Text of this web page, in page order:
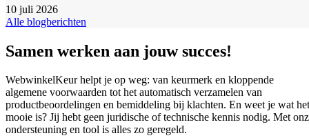
10 juli 2026
Alle blogberichten
Samen werken aan jouw succes!
WebwinkelKeur helpt je op weg: van keurmerk en kloppende
algemene voorwaarden tot het automatisch verzamelen van
productbeoordelingen en bemiddeling bij klachten. En weet je wat het
mooie is? Jij hebt geen juridische of technische kennis nodig. Met
ondersteuning en tool is alles zo geregeld.